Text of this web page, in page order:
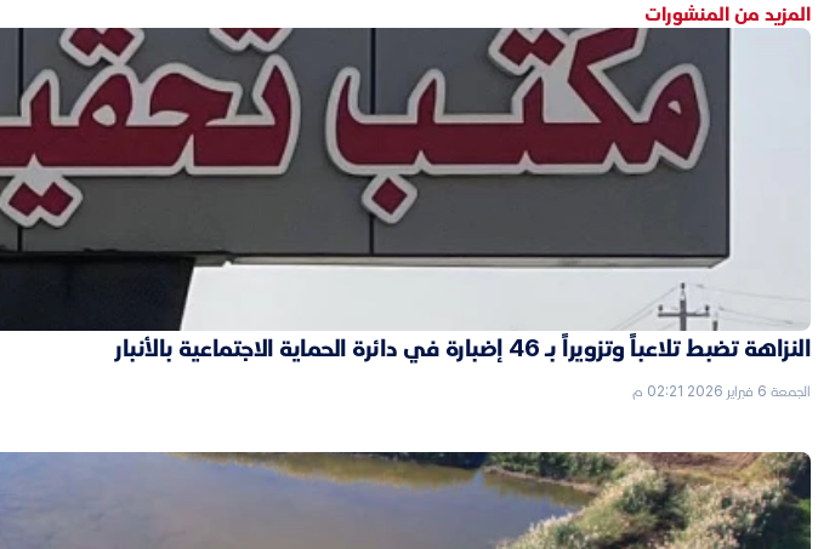
المزيد من المنشورات
النزاهة تضبط تلاعباً وتزويراً بـ 46 إضبارة في دائرة الحماية الاجتماعية بالأنبار
الجمعة 6 فبراير 2026 02:21 م